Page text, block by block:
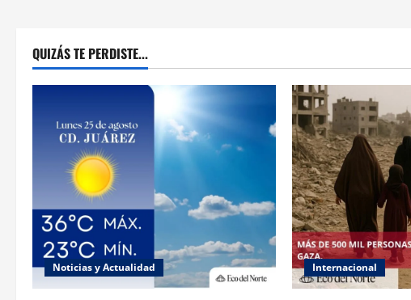
QUIZÁS TE PERDISTE...
Noticias y Actualidad Internacional